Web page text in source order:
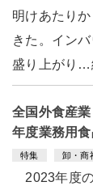
明けあたり
きた。イン
盛り上がり…
全国外食産
年度業務用
特集 卸・商
2023年度